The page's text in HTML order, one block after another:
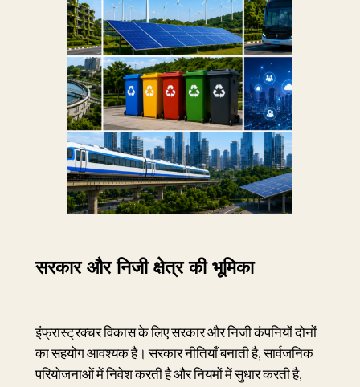
सरकार और निजी क्षेत्र की भूमिका
इंफ्रास्ट्रक्चर विकास के लिए सरकार और निजी कंपनियों दोनों
का सहयोग आवश्यक है। सरकार नीतियाँ बनाती है, सार्वजनिक
परियोजनाओं में निवेश करती है और नियमों में सुधार करती है,